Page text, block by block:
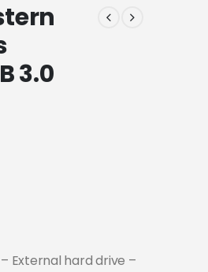
3.0
External hard drive –